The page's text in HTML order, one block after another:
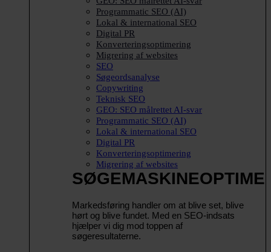
Programmatic SEO (AI)
Lokal & international SEO
Digital PR
Konverteringsoptimering
Migrering af websites
SEO
Søgeordsanalyse
Copywriting
Teknisk SEO
GEO: SEO målrettet AI-svar
Programmatic SEO (AI)
Lokal & international SEO
Digital PR
Konverteringsoptimering
Migrering af websites
Markedsføring handler om at blive set, blive
hørt og blive fundet. Med en SEO-indsats
hjælper vi dig mod toppen af
søgeresultaterne.